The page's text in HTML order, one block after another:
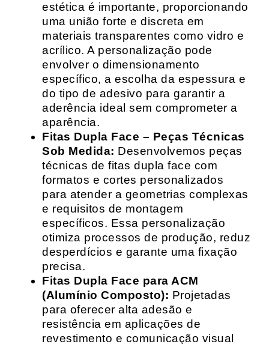
estética é importante, proporcionando
uma união forte e discreta em
materiais transparentes como vidro e
acrílico. A personalização pode
envolver o dimensionamento
específico, a escolha da espessura e
do tipo de adesivo para garantir a
aderência ideal sem comprometer a
aparência.
Fitas Dupla Face – Peças Técnicas
Sob Medida: Desenvolvemos peças
técnicas de fitas dupla face com
formatos e cortes personalizados
para atender a geometrias complexas
e requisitos de montagem
específicos. Essa personalização
otimiza processos de produção, reduz
desperdícios e garante uma fixação
precisa.
Fitas Dupla Face para ACM
(Alumínio Composto): Projetadas
para oferecer alta adesão e
resistência em aplicações de
revestimento e comunicação visual